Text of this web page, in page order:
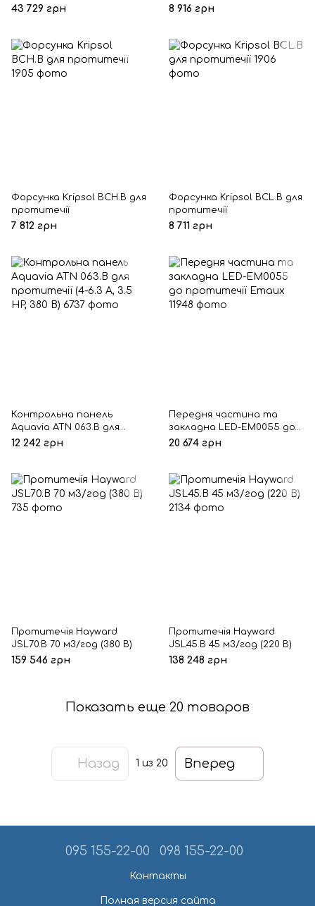
43 729 грн
JS2.B
8 916 грн
Форсунка Kripsol BCH.B для
протитечії
7 812 грн
Форсунка Kripsol BCL.B для
протитечії
8 711 грн
Контрольна панель
Aquavia ATN 063.B для
протитечії (4-6.3 А, 3.5 HP,
12 242 грн
Передня частина та
закладна LED-ЕМ0055 до
протитечії Emaux
20 674 грн
Протитечія Hayward
JSL70.B 70 м3/год (380 В)
159 546 грн
Протитечія Hayward
JSL45.B 45 м3/год (220 В)
138 248 грн
Показать еще 20 товаров
Назад 1 из 20 Вперед
095 155-22-00 098 155-22-00
Контакты
Полная версия сайта